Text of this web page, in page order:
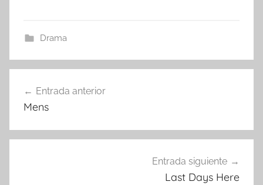
Drama
Navegación
de
entradas
Entrada anterior
Mens
Entrada siguiente
Last Days Here